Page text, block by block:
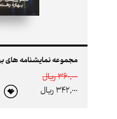
360,000 ريال
342,000 ريال